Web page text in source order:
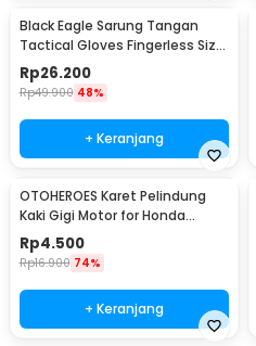
Black Eagle Sarung Tangan
Tactical Gloves Fingerless Size
L - A1
Rp26.200
Rp49.900 48%
+ Keranjang
OTOHEROES Karet Pelindung
Kaki Gigi Motor for Honda
Kawasaki KTM - RT-022
Rp4.500
Rp16.900 74%
+ Keranjang